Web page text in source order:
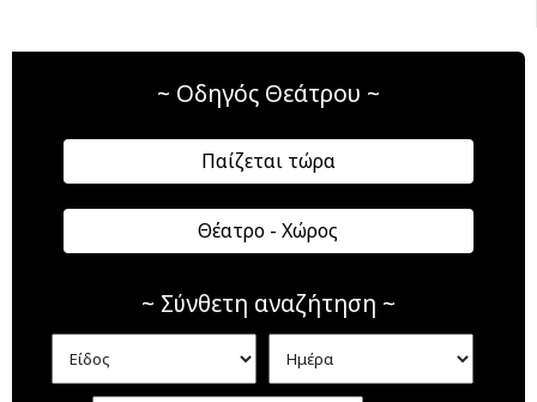
~ Οδηγός Θεάτρου ~
Παίζεται τώρα
Θέατρο - Χώρος
~ Σύνθετη αναζήτηση ~